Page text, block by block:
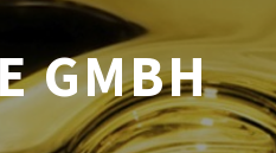
GMBH